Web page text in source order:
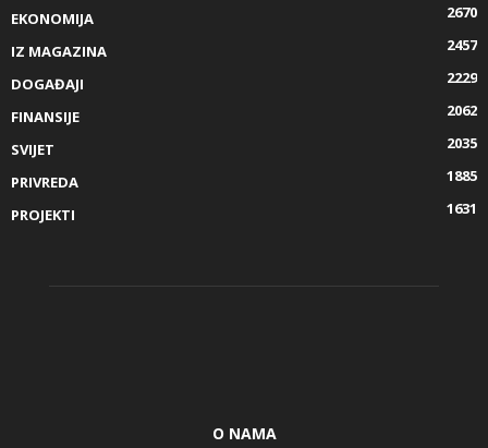
EKONOMIJA
2670
IZ MAGAZINA
2457
DOGAĐAJI
2229
FINANSIJE
2062
SVIJET
2035
PRIVREDA
1885
PROJEKTI
1631
O NAMA